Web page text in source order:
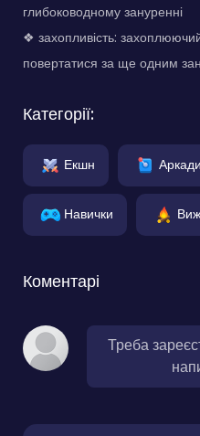
глибоководному зануренні
❖ захопливість:
повертатися за ще одним
Категорії:
Екшн Аркади
Навички
Коментарі
Треба